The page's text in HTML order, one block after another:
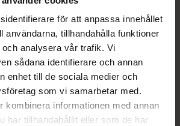
för att anpassa innehållet
användarna, tillhandahålla funktioner
analysera vår trafik. Vi
sådana identifierare och annan
enhet till de sociala medier och
som vi samarbetar med.
kombinera informationen med annan
har tillhandahållit eller som de har
det enkelt att skapa en
eller en mer dramatisk
Allergenic Eyeliner är tillverkad
Allergiförbundet?– och den
i världen att få certifikatet!
kr/ml